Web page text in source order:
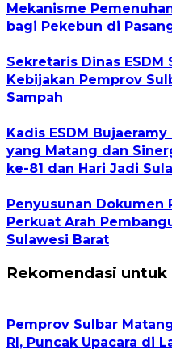
Mekanisme
bagi Pekebun di
Sekretaris Dinas
Kebijakan Pemprov
Sampah
Kadis ESDM
yang Matang dan
ke-81 dan Hari Jadi
Penyusunan Dokumen
Perkuat Arah
Sulawesi Barat
Rekomendasi untuk
Pemprov Sulbar
RI, Puncak Upacara di